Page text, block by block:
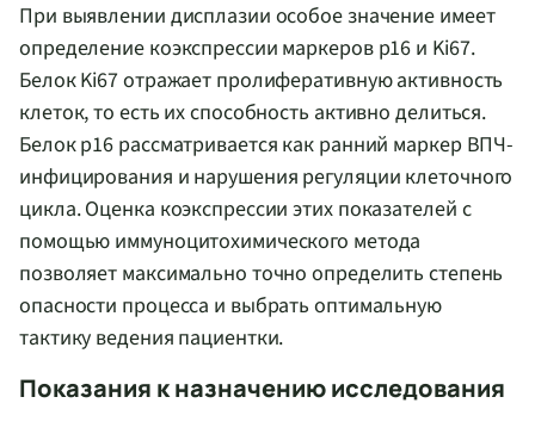
При выявлении дисплазии особое значение имеет
определение коэкспрессии маркеров p16 и Ki67.
Белок Ki67 отражает пролиферативную активность
клеток, то есть их способность активно делиться.
Белок p16 рассматривается как ранний маркер ВПЧ-
инфицирования и нарушения регуляции клеточного
цикла. Оценка коэкспрессии этих показателей с
помощью иммуноцитохимического метода
позволяет максимально точно определить степень
опасности процесса и выбрать оптимальную
тактику ведения пациентки.
Показания к назначению исследования